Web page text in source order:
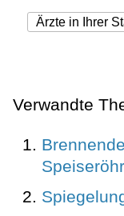
Verwandte